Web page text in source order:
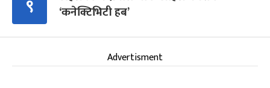
९
‘कनेक्टिभिटी हब’
Advertisment